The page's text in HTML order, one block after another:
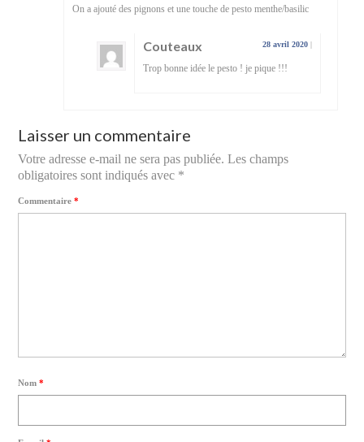
On a ajouté des pignons et une touche de pesto menthe/basilic
Couteaux 28 avril 2020 |
Trop bonne idée le pesto ! je pique !!!
Laisser un commentaire
Votre adresse e-mail ne sera pas publiée. Les champs
obligatoires sont indiqués avec *
Commentaire*
Nom*